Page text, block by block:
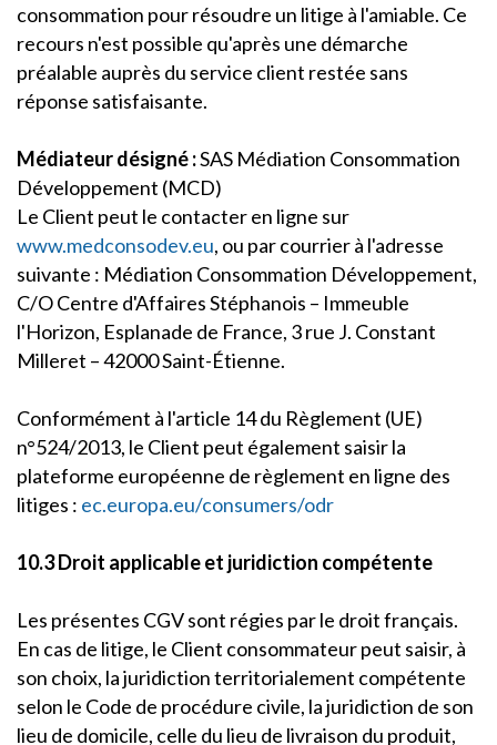
consommation pour résoudre un litige à l'amiable. Ce
recours n'est possible qu'après une démarche
préalable auprès du service client restée sans
réponse satisfaisante.
Médiateur désigné :SAS Médiation Consommation
Développement (MCD)
Le Client peut le contacter en ligne sur
www.medconsodev.eu, ou par courrier à l'adresse
suivante : Médiation Consommation Développement,
C/O Centre d'Affaires Stéphanois – Immeuble
l'Horizon, Esplanade de France, 3 rue J. Constant
Milleret – 42000 Saint-Étienne.
Conformément à l'article 14 du Règlement (UE)
n°524/2013, le Client peut également saisir la
plateforme européenne de règlement en ligne des
litiges : ec.europa.eu/consumers/odr
10.3 Droit applicable et juridiction compétente
Les présentes CGV sont régies par le droit français.
En cas de litige, le Client consommateur peut saisir, à
son choix, la juridiction territorialement compétente
selon le Code de procédure civile, la juridiction de son
lieu de domicile, celle du lieu de livraison du produit,